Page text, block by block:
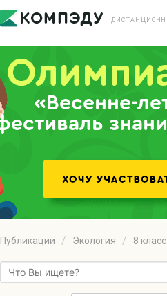
«Весенне-
Публикации Экология 8 класс